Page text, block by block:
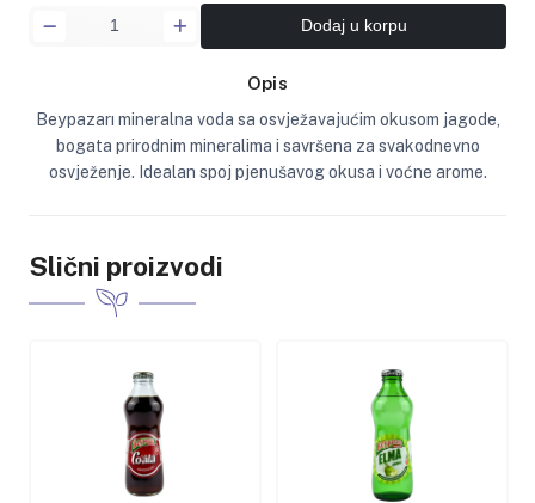
Dodaj u korpu
Opis
Beypazarı mineralna voda sa osvježavajućim okusom jagode,
bogata prirodnim mineralima i savršena za svakodnevno
osvježenje. Idealan spoj pjenušavog okusa i voćne arome.
Slični proizvodi